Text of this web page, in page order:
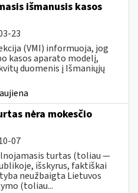
išmanusis kasos
23
(VMI) informuoja, jog
kasos aparato modelį,
duomenis į Išmaniųjų
nėra mokesčio
07
turtas (toliau ―
išskyrus, faktiškai
neužbaigta Lietuvos
(toliau...